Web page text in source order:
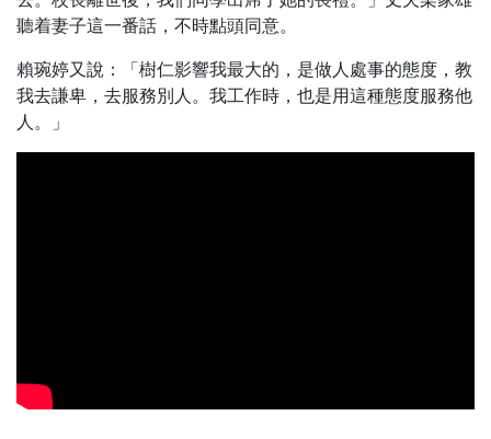
聽着妻子這一番話，不時點頭同意。
賴琬婷又說：「樹仁影響我最大的，是做人處事的態度，教
我去謙卑，去服務別人。我工作時，也是用這種態度服務他
人。」